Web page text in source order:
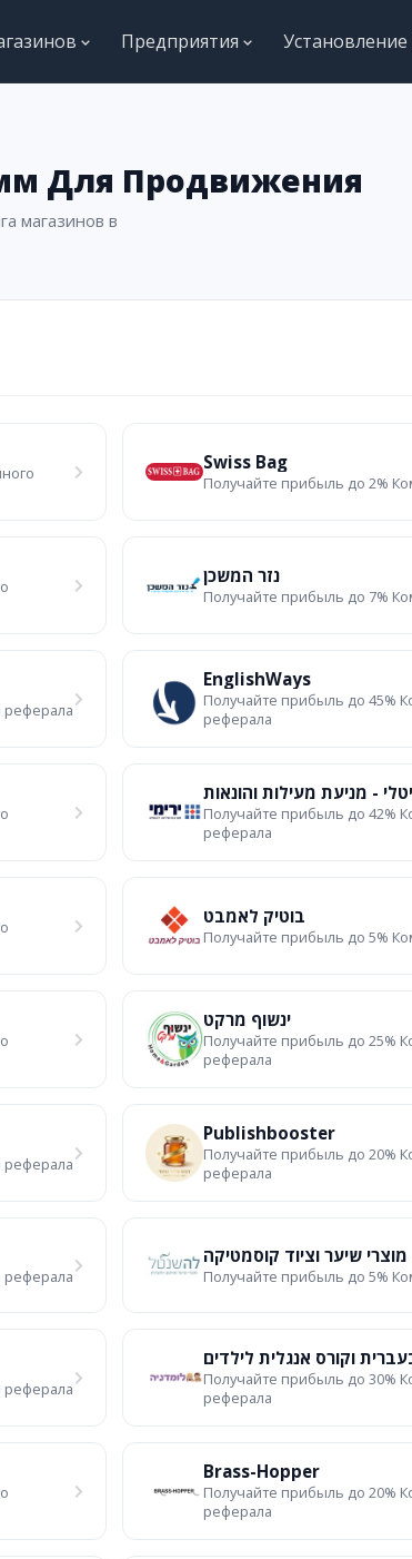
Предприятия
Для Продвижения
магазинов в
Swiss Bag
Получайте прибыль до 2%
נזר המשכן
Получайте прибыль до 7%
реферала
EnglishWays
Получайте прибыль до 45%
реферала
- מניעת מעילות והונאות
Получайте прибыль до 42%
реферала
בוטיק לאמבט
Получайте прибыль до 5%
ינשוף מרקט
Получайте прибыль до 25%
реферала
реферала
Publishbooster
Получайте прибыль до 20%
реферала
реферала
שיער וציוד קוסמטיקה
Получайте прибыль до 5%
реферала
וקורס אנגלית לילדים
Получайте прибыль до 30%
реферала
Brass-Hopper
Получайте прибыль до 20%
реферала